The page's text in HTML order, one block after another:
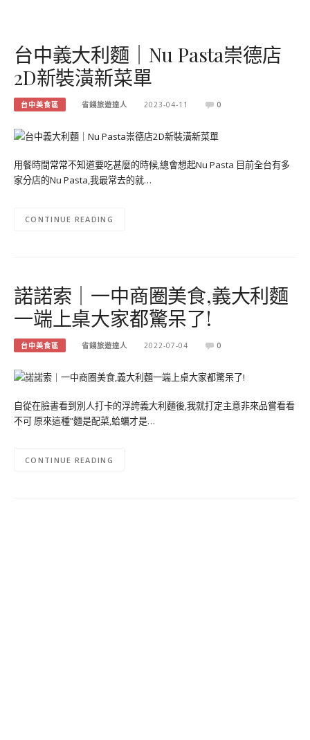
台中義大利麵｜Nu Pasta崇德店
2D新裝潢新菜單
台中美食區 省錢旅遊達人 2023-04-11 0
用餐時間常常不知道要吃甚麼的時候,總會想起Nu Pasta 目前全台有多
家分店的Nu Pasta,我最常去的就…
CONTINUE READING
諾諾索｜一中商圈美食,義大利麵
一端上桌大家都驚呆了!
台中美食區 省錢旅遊達人 2022-07-04 0
自從在臉書看到別人打卡的浮誇義大利麵後,我就打定主意非來品嘗看看
不可 原來這種”麵是配菜,蛤蠣才是…
CONTINUE READING